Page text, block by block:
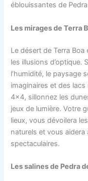
éblouissantes de
Les mirages de Terra
Le désert de Terra
les illusions d’optique.
l’humidité, le paysage
imaginaires et des lacs
4×4, sillonnez les
jeux de lumière. Votre
lieux, vous dévoilera
naturels et vous aidera
spectaculaires.
Les salines de Pedra